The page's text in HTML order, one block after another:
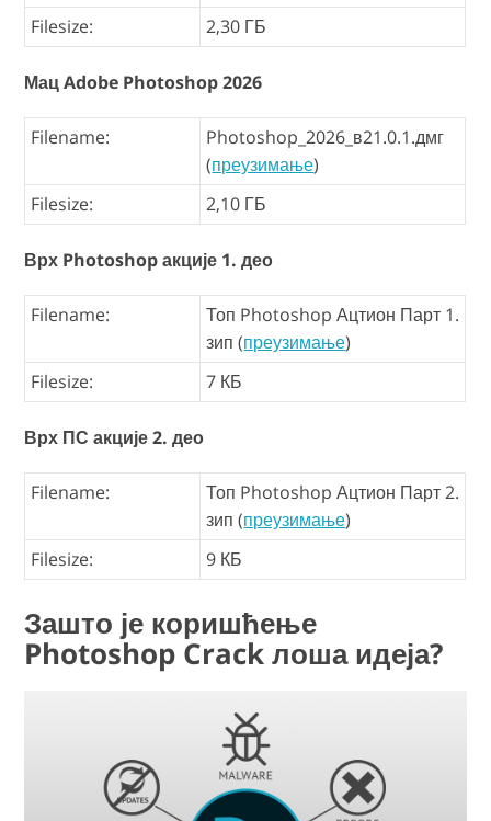
Filesize:
2,30 ГБ
Мац Adobe Photoshop 2026
Filename:
Photoshop_2026_в21.0.1.дмг
(преузимање)
Filesize:
2,10 ГБ
Врх Photoshop акције 1. део
Filename:
Топ Photoshop Ацтион Парт 1.
зип (преузимање)
Filesize:
7 КБ
Врх ПС акције 2. део
Filename:
Топ Photoshop Ацтион Парт 2.
зип (преузимање)
Filesize:
9 КБ
Зашто је коришћење
Photoshop Crack лоша идеја?